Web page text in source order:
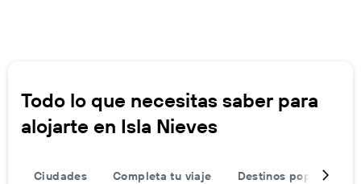
Todo lo que necesitas saber para
alojarte en Isla Nieves
Ciudades Completa tu viaje Destinos populares